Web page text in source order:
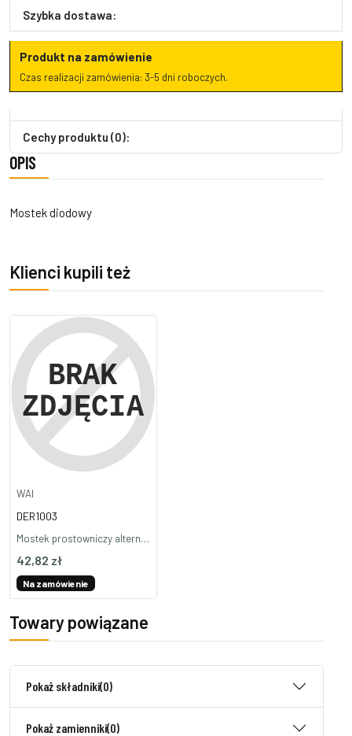
Szybka dostawa:
Produkt na zamówienie
Czas realizacji zamówienia: 3-5 dni roboczych.
Cechy produktu (0):
OPIS
Mostek diodowy
Klienci kupili też
WAI
DER1003
Mostek prostowniczy alternatora DER1003
42,82 zł
Na zamówienie
Towary powiązane
Pokaż składniki(0)
Pokaż zamienniki(0)